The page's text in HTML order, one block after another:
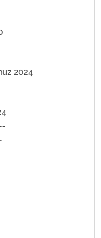
2024